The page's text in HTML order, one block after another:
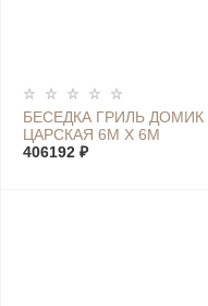
БЕСЕДКА ГРИЛЬ ДОМИК
ЦАРСКАЯ 6М Х 6М
406192 ₽